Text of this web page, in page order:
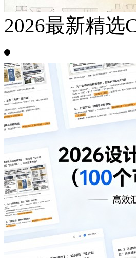
2026最新精选